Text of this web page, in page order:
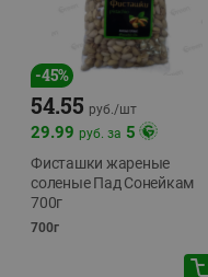
-45%
54.55 руб./шт
29.99 руб. за 5
Фисташки жареные
соленые Пад Сонейкам
700г
700г